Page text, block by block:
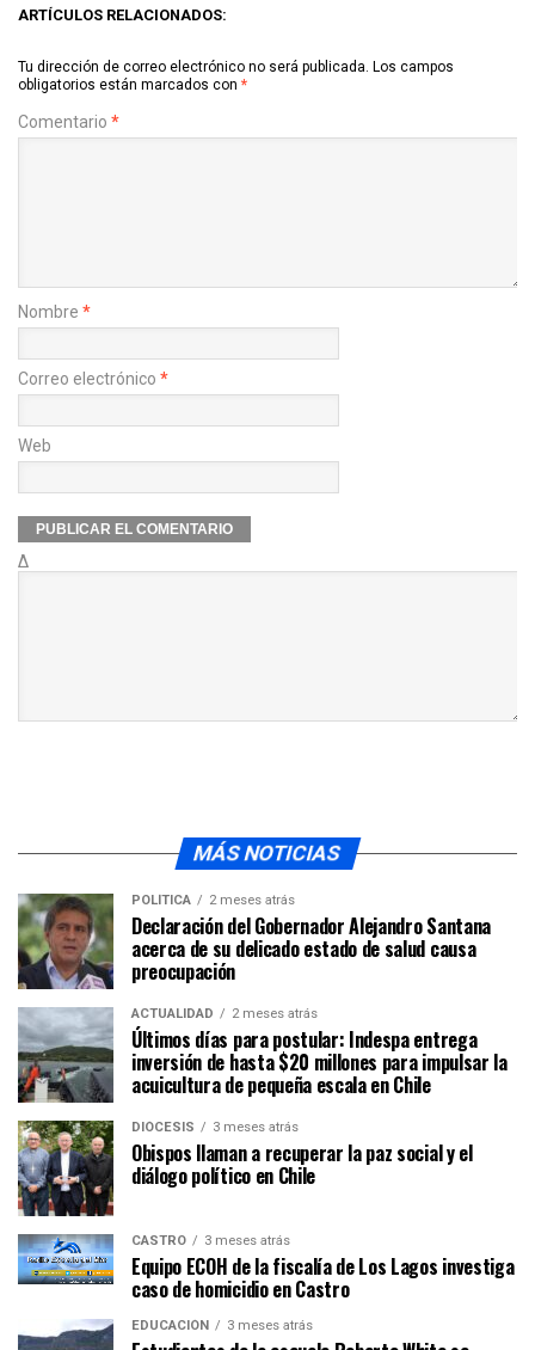
ARTÍCULOS RELACIONADOS:
Tu dirección de correo electrónico no será publicada. Los campos
obligatorios están marcados con *
Comentario *
Nombre *
Correo electrónico *
Web
Δ
MÁS NOTICIAS
POLÍTICA 2 meses atrás
Declaración del Gobernador Alejandro Santana
acerca de su delicado estado de salud causa
preocupación
ACTUALIDAD 2 meses atrás
Últimos días para postular: Indespa entrega
inversión de hasta $20 millones para impulsar la
acuicultura de pequeña escala en Chile
DIÓCESIS 3 meses atrás
Obispos llaman a recuperar la paz social y el
diálogo político en Chile
CASTRO 3 meses atrás
Equipo ECOH de la fiscalía de Los Lagos investiga
caso de homicidio en Castro
EDUCACIÓN 3 meses atrás